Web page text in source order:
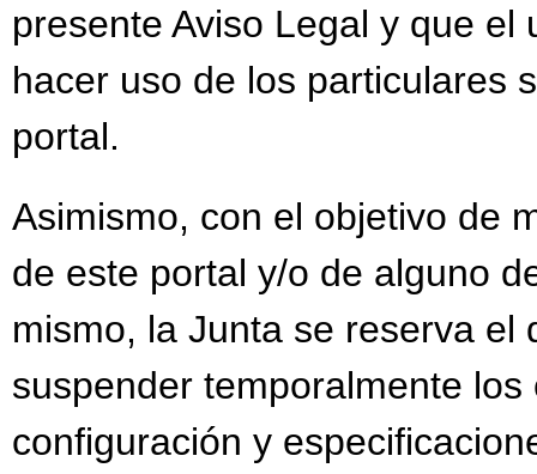
presente Aviso Legal y que
hacer uso de los particulares
portal.
Asimismo, con el objetivo de
de este portal y/o de alguno
mismo, la Junta se reserva el
suspender temporalmente
configuración y